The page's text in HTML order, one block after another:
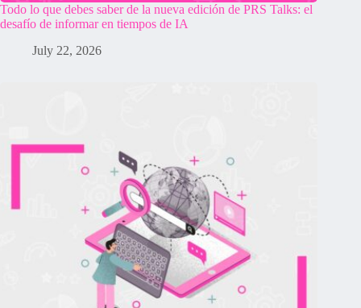
Todo lo que debes saber de la nueva edición de PRS Talks: el
desafío de informar en tiempos de IA
July 22, 2026